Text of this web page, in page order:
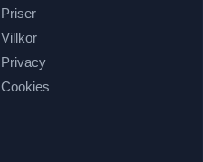
Priser
Villkor
Privacy
Cookies